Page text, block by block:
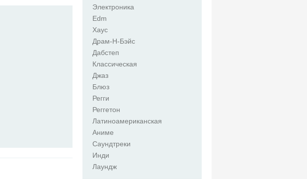
Электроника
Edm
Хаус
Драм-Н-Бэйс
Дабстеп
Классическая
Джаз
Блюз
Регги
Реггетон
Латиноамериканская
Аниме
Саундтреки
Инди
Лаундж